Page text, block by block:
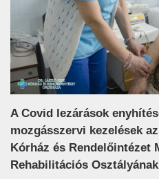
A Covid lezárások
mozgásszervi kezelések
Kórház és Rendelőintézet
Rehabilitációs